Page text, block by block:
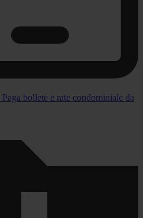
Paga bollete e rate condominiale da